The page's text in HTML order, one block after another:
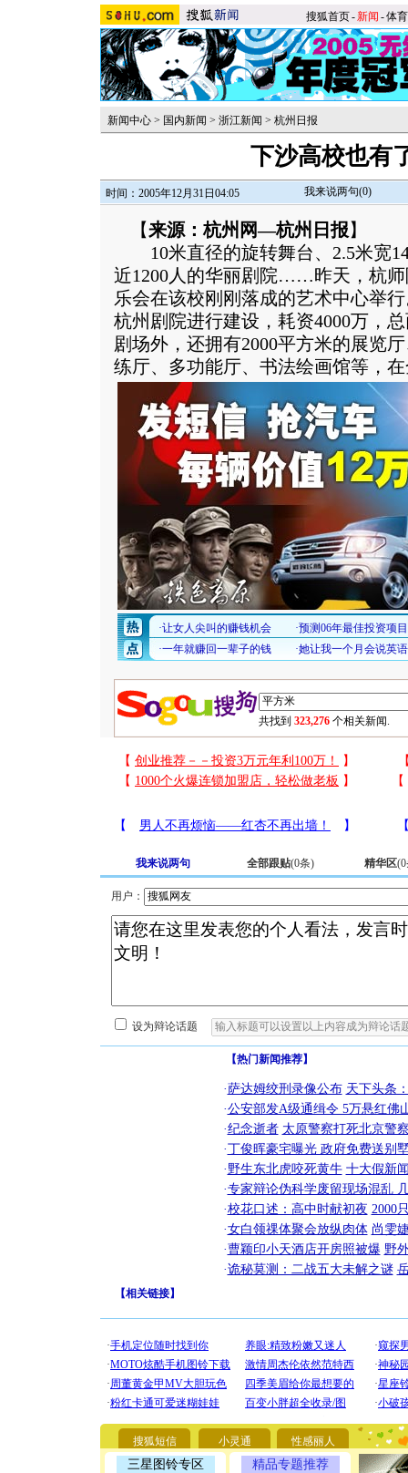
搜狐首页-新闻 -体育
新闻中心 > 国内新闻 > 浙江新闻 > 杭州日报
下沙高校也有
时间：2005年12月31日04:05 我来说两句(0)
【来源：杭州网—杭州日报 】
10米直径的旋转舞台、2.5米宽
近1200人的华丽剧院……昨天，杭
乐会在该校刚刚落成的艺术中心举
杭州剧院进行建设，耗资4000万，
剧场外，还拥有2000平方米的展览
练厅、多功能厅、书法绘画馆等，
共找到 323,276 个相关新闻.
我来说两句 全部跟贴(0条) 精华区(0
用户：
设为辩论话题
【热门新闻推荐】
·萨达姆绞刑录像公布 天下头条
·公安部发A级通缉令 5万悬红佛
·纪念逝者 太原警察打死北京警
·丁俊晖豪宅曝光 政府免费送别
·野生东北虎咬死黄牛 十大假新
·专家辩论伪科学废留现场混乱
·校花口述：高中时献初夜 2000
·女白领祼体聚会放纵肉体 尚雯
·曹颖印小天酒店开房照被爆 野
·诡秘莫测：二战五大未解之谜
【相关链接】
搜狐短信 小灵通 性感丽人
三星图铃专区 精品专题推荐
[圣诞节]
要平安！
[圣诞节]
能正大